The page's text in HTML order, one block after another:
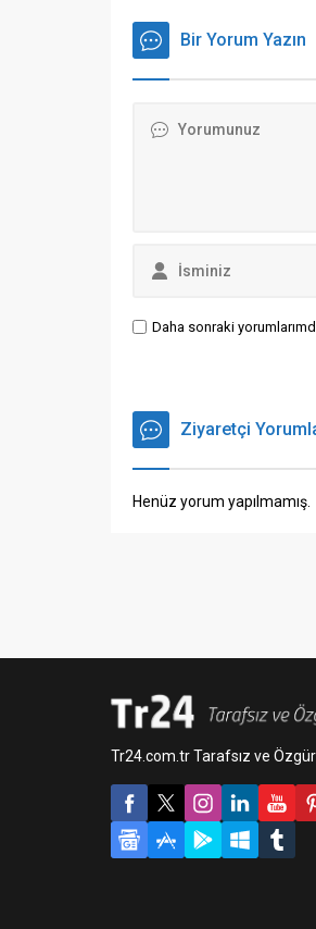
Bir Yorum Yazın
Daha sonraki
Ziyaretçi
Henüz yorum yapılmamış.
Tr24.com.tr Tarafsız ve Özgür